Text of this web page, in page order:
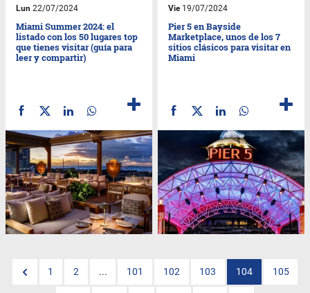
Lun 22/07/2024
Miami Summer 2024: el
listado con los 50 lugares top
que tienes visitar (guía para
leer y compartir)
Vie19/07/2024
Pier 5 en Bayside
Marketplace, unos de los 7
sitios clásicos para visitar en
Miami
1 2 ... 101 102 103 104 105